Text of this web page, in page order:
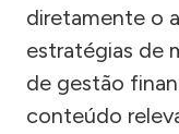
diretamente o
estratégias de
de gestão
conteúdo